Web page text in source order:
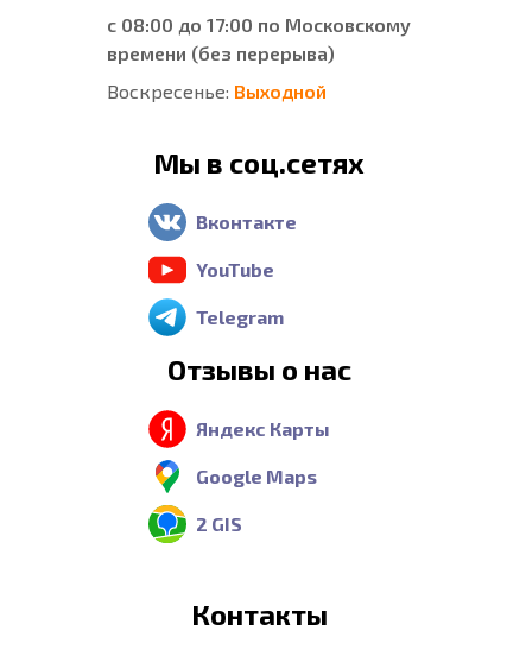
с 08:00 до 17:00 по Московскому
времени (без перерыва)
Воскресенье: Выходной
Мы в соц.сетях
Вконтакте
YouTube
Telegram
Отзывы о нас
Яндекс Карты
Google Maps
2 GIS
Контакты